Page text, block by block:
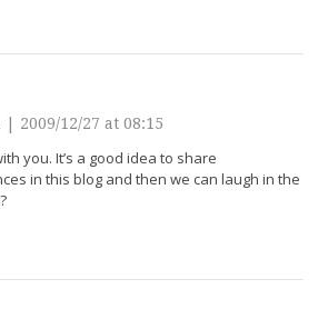
2009/12/27 at 08:15
you. It’s a good idea to share
in this blog and then we can laugh in the